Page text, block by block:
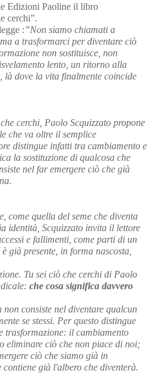
Edizioni Paoline il libro
cerchi”.
:”Non siamo chiamati a
a trasformarci per diventare ciò
non sostituisce, non
lento, un ritorno alla
là dove la vita finalmente coincide
cerchi, Paolo Scquizzato propone
che va oltre il semplice
distingue infatti tra cambiamento e
la sostituzione di qualcosa che
nel far emergere ciò che già
come quella del seme che diventa
identità, Scquizzato invita il lettore
e fallimenti, come parti di un
già presente, in forma nascosta,
Tu sei ciò che cerchi di Paolo
che cosa significa davvero
non consiste nel diventare qualcun
se stessi. Per questo distingue
trasformazione: il cambiamento
eliminare ciò che non piace di noi;
ciò che siamo già in
contiene già l'albero che diventerà.